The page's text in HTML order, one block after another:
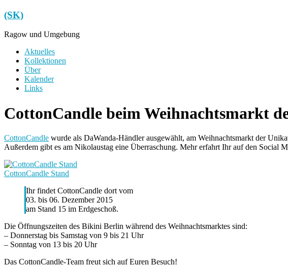
Zum
Inhalt
springen
(SK)
Ragow und Umgebung
Menü
Aktuelles
Kollektionen
Über
Kalender
Links
CottonCandle beim Weihnachtsmarkt
CottonCandle wurde als DaWanda-Händler ausgewählt, am Weihnachtsmarkt der
Außerdem gibt es am Nikolaustag eine Überraschung. Mehr erfahrt Ihr auf den Social
CottonCandle Stand
Ihr findet CottonCandle dort vom
03. bis 06. Dezember 2015
am Stand 15 im Erdgeschoß.
Die Öffnungszeiten des Bikini Berlin während des Weihnachtsmarktes sind:
– Donnerstag bis Samstag von 9 bis 21 Uhr
– Sonntag von 13 bis 20 Uhr
Das CottonCandle-Team freut sich auf Euren Besuch!